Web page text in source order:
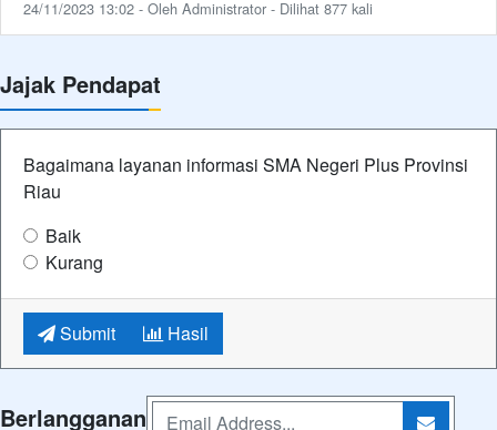
Bagaimana layanan informasi SMA Negeri Plus Provinsi
Baik
Kurang
Submit
Berlangganan
Iklan